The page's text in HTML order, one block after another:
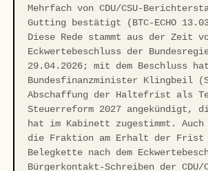
Mehrfach von CDU/CSU-
Gutting bestätigt (BTC-ECHO
Diese Rede stammt aus der Zeit
Eckwertebeschluss der
29.04.2026; mit dem Beschluss hat
Bundesfinanzminister Klingbeil
Abschaffung der Haltefrist als
Steuerreform 2027 angekündigt,
hat im Kabinett zugestimmt.
die Fraktion am Erhalt der
Belegkette nach dem
Bürgerkontakt-Schreiben der CDU/